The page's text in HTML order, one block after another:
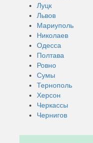
Луцк
Львов
Мариуполь
Николаев
Одесса
Полтава
Ровно
Сумы
Тернополь
Херсон
Черкассы
Чернигов